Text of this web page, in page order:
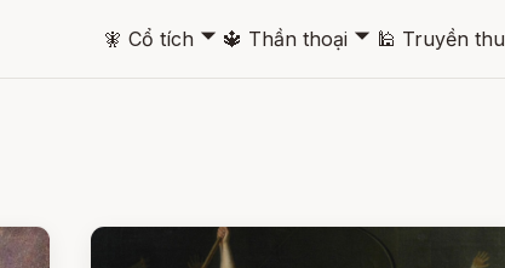
🧚 Cổ tích 🞃 🔱 Thần thoại 🞃 🕌 Truyền